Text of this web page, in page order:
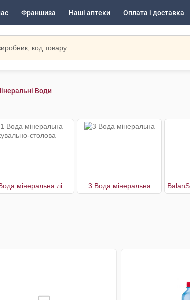
Франшиза Наші аптеки Оплата і доставка
Води
3 Вода мінеральна